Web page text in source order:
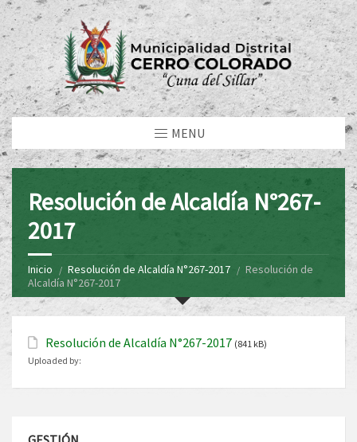
MENU
Resolución de Alcaldía N°267-
2017
Inicio Resolución de Alcaldía N°267-2017
Resolución de
Alcaldía N°267-2017
Resolución de Alcaldía N°267-2017 (841 kB)
Uploaded by: